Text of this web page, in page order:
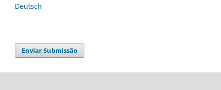
Deutsch
Enviar Submissão